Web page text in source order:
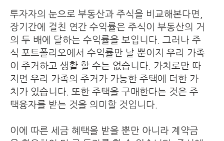
투자자의 눈으로 부동산과 주식을 비교해본다면,
장기간에 걸친 연간 수익률은 주식이 부동산의 거
의 두 배에 달하는 수익률을 보입니다. 그러나 주
식 포트폴리오에서 수익률만 날 뿐이지 우리 가족
이 주거하고 생활 할 수는 없습니다. 가치로만 따
지면 우리 가족의 주거가 가능한 주택에 더한 가
치가 있습니다. 또한 주택을 구매한다는 것은 주
택융자를 받는 것을 의미할 것입니다.
이에 따른 세금 혜택을 받을 뿐만 아니라 계약금